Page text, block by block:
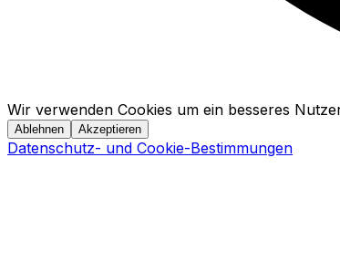
Wir verwenden Cookies um ein besseres
Ablehnen Akzeptieren
Datenschutz- und Cookie-Bestimmungen